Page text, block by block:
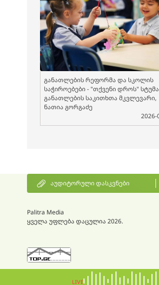
განათლების რეფორმა და სკოლის
საჭიროებები - "თქვენი დროს"
განათლების საკითხთა მკვლევარი,
ნათია გორგაძე
2026-
აუდიტორული დასკვნები
Palitra Media
ყველა უფლება დაცულია 2026.
LIVE